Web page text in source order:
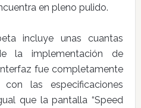
en pleno pulido.
incluye unas cuantas
la implementación de
fue completamente
las especificaciones
que la pantalla “Speed